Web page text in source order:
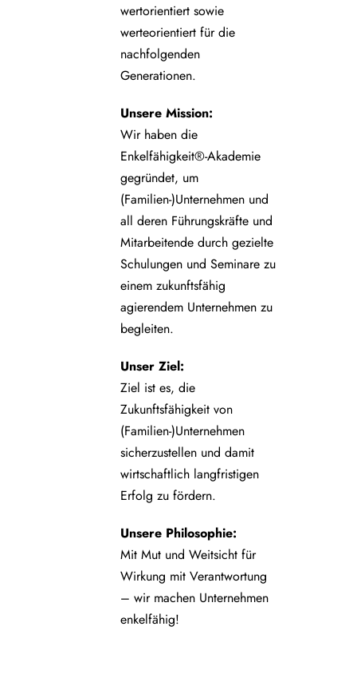
wertorientiert sowie
werteorientiert für die
nachfolgenden
Generationen.
Unsere Mission:
Wir haben die
Enkelfähigkeit®-Akademie
gegründet, um
(Familien-)Unternehmen und
all deren Führungskräfte und
Mitarbeitende durch gezielte
Schulungen und Seminare zu
einem zukunftsfähig
agierendem Unternehmen zu
begleiten.
Unser Ziel:
Ziel ist es, die
Zukunftsfähigkeit von
(Familien-)Unternehmen
sicherzustellen und damit
wirtschaftlich langfristigen
Erfolg zu fördern.
Unsere Philosophie:
Mit Mut und Weitsicht für
Wirkung mit Verantwortung
– wir machen Unternehmen
enkelfähig!